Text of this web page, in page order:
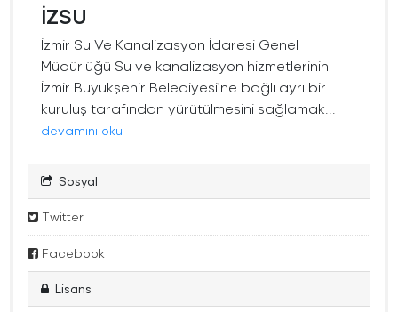
İZSU
İzmir Su Ve Kanalizasyon İdaresi Genel
Müdürlüğü Su ve kanalizasyon hizmetlerinin
İzmir Büyükşehir Belediyesi’ne bağlı ayrı bir
kuruluş tarafından yürütülmesini sağlamak...
devamını oku
Sosyal
Twitter
Facebook
Lisans